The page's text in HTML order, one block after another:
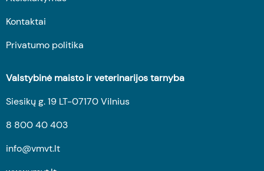
Kontaktai
Privatumo politika
Valstybinė maisto ir veterinarijos tarnyba
Siesikų g. 19 LT-07170 Vilnius
8 800 40 403
info@vmvt.lt